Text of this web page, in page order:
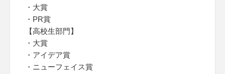
・大賞
・PR賞
【高校生部門】
・大賞
・アイデア賞
・ニューフェイス賞